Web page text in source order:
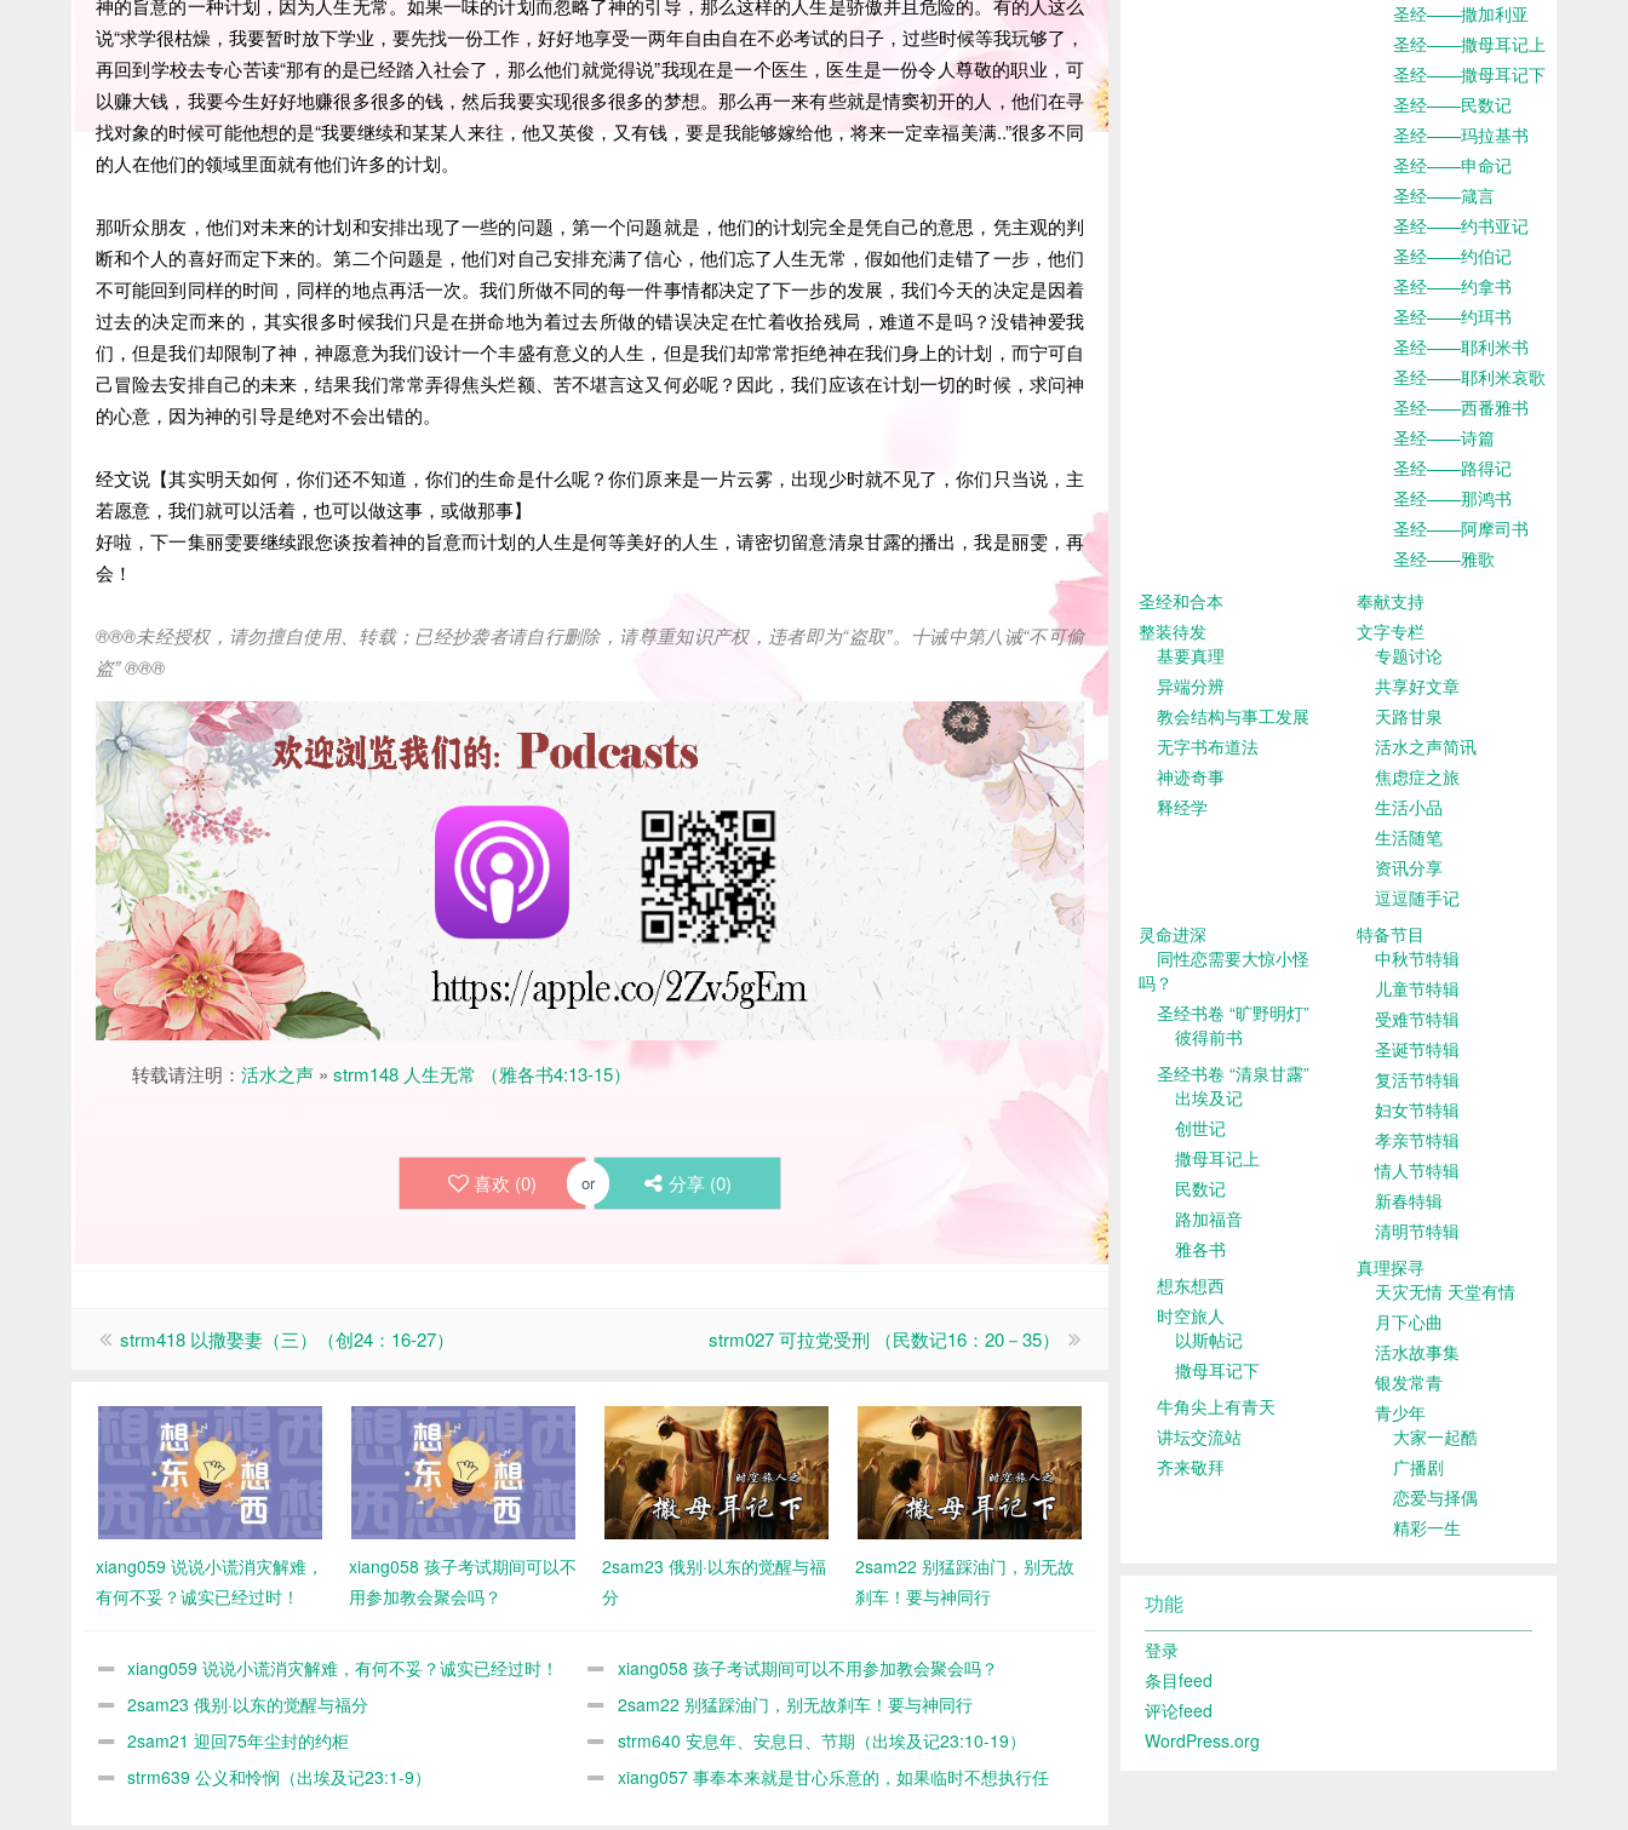
说“求学很枯燥，我要暂时放下学业，要先找一份工作，好好地享受一两年自由自在不必考试的日子，过些时候等我玩够了，
再回到学校去专心苦读“那有的是已经踏入社会了，那么他们就觉得说”我现在是一个医生，医生是一份令人尊敬的职业，可
以赚大钱，我要今生好好地赚很多很多的钱，然后我要实现很多很多的梦想。那么再一来有些就是情窦初开的人，他们在寻
找对象的时候可能他想的是“我要继续和某某人来往，他又英俊，又有钱，要是我能够嫁给他，将来一定幸福美满..”很多不同
的人在他们的领域里面就有他们许多的计划。
那听众朋友，他们对未来的计划和安排出现了一些的问题，第一个问题就是，他们的计划完全是凭自己的意思，凭主观的判
断和个人的喜好而定下来的。第二个问题是，他们对自己安排充满了信心，他们忘了人生无常，假如他们走错了一步，他们
不可能回到同样的时间，同样的地点再活一次。我们所做不同的每一件事情都决定了下一步的发展，我们今天的决定是因着
过去的决定而来的，其实很多时候我们只是在拼命地为着过去所做的错误决定在忙着收拾残局，难道不是吗？没错神爱我
们，但是我们却限制了神，神愿意为我们设计一个丰盛有意义的人生，但是我们却常常拒绝神在我们身上的计划，而宁可自
己冒险去安排自己的未来，结果我们常常弄得焦头烂额、苦不堪言这又何必呢？因此，我们应该在计划一切的时候，求问神
的心意，因为神的引导是绝对不会出错的。
经文说【其实明天如何，你们还不知道，你们的生命是什么呢？你们原来是一片云雾，出现少时就不见了，你们只当说，主
若愿意，我们就可以活着，也可以做这事，或做那事】
好啦，下一集丽雯要继续跟您谈按着神的旨意而计划的人生是何等美好的人生，请密切留意清泉甘露的播出，我是丽雯，再
会！
®®®未经授权，请勿擅自使用、转载；已经抄袭者请自行删除，请尊重知识产权，违者即为“盗取”。十诫中第八诫“不可偷
盗” ®®®
转载请注明： 活水之声 » strm148 人生无常 （雅各书4:13-15）
喜欢 (0) or 分享 (0)
strm418 以撒娶妻（三）（创24：16-27） strm027 可拉党受刑 （民数记16：20－35）
xiang059 说说小谎消灾解难，
有何不妥？诚实已经过时！
xiang058 孩子考试期间可以不
用参加教会聚会吗？
2sam23 俄别·以东的觉醒与福
分
2sam22 别猛踩油门，别无故
刹车！要与神同行
xiang059 说说小谎消灾解难，有何不妥？诚实已经过时！
xiang058 孩子考试期间可以不用参加教会聚会吗？
2sam23 俄别·以东的觉醒与福分
2sam22 别猛踩油门，别无故刹车！要与神同行
2sam21 迎回75年尘封的约柜
strm640 安息年、安息日、节期（出埃及记23:10-19）
strm639 公义和怜悯（出埃及记23:1-9）
xiang057 事奉本来就是甘心乐意的，如果临时不想执行任
圣经——撒加利亚
圣经——撒母耳记上
圣经——撒母耳记下
圣经——民数记
圣经——玛拉基书
圣经——申命记
圣经——箴言
圣经——约书亚记
圣经——约伯记
圣经——约拿书
圣经——约珥书
圣经——耶利米书
圣经——耶利米哀歌
圣经——西番雅书
圣经——诗篇
圣经——路得记
圣经——那鸿书
圣经——阿摩司书
圣经——雅歌
圣经和合本
奉献支持
整装待发
基要真理
异端分辨
教会结构与事工发展
无字书布道法
神迹奇事
释经学
文字专栏
专题讨论
共享好文章
天路甘泉
活水之声简讯
焦虑症之旅
生活小品
生活随笔
资讯分享
逗逗随手记
灵命进深
同性恋需要大惊小怪
吗？
圣经书卷 “旷野明灯”
彼得前书
圣经书卷 “清泉甘露”
出埃及记
创世记
撒母耳记上
民数记
路加福音
雅各书
想东想西
时空旅人
以斯帖记
撒母耳记下
牛角尖上有青天
讲坛交流站
齐来敬拜
特备节目
中秋节特辑
儿童节特辑
受难节特辑
圣诞节特辑
复活节特辑
妇女节特辑
孝亲节特辑
情人节特辑
新春特辑
清明节特辑
真理探寻
天灾无情 天堂有情
月下心曲
活水故事集
银发常青
青少年
大家一起酷
广播剧
恋爱与择偶
精彩一生
功能
登录
条目feed
评论feed
WordPress.org